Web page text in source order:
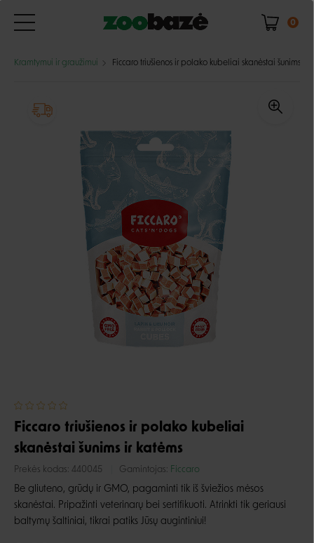
0
Kramtymui ir graužimui Ficcaro triušienos ir polako kubeliai skanėstai šunims ir
Ficcaro triušienos ir polako kubeliai
skanėstai šunims ir katėms
Prekės kodas: 440045 Gamintojas: Ficcaro
Be gliuteno, grūdų ir GMO, pagaminti tik iš šviežios mėsos
skanėstai. Pripažinti veterinarų bei sertifikuoti. Atrinkti tik geriausi
baltymų šaltiniai, tikrai patiks Jūsų augintiniui!